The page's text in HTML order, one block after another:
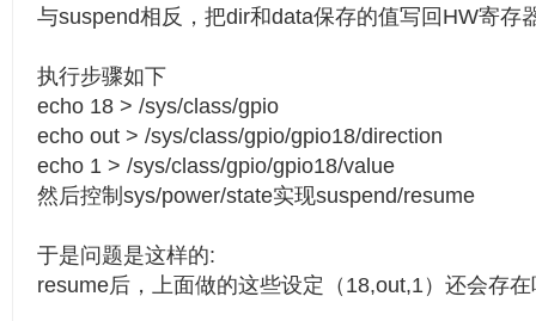
与suspend相反，把dir和data保存的值写回HW寄存
执行步骤如下
echo 18 > /sys/class/gpio
echo out > /sys/class/gpio/gpio18/direction
echo 1 > /sys/class/gpio/gpio18/value
然后控制sys/power/state实现suspend/resume
于是问题是这样的:
resume后，上面做的这些设定（18,out,1）还会存在